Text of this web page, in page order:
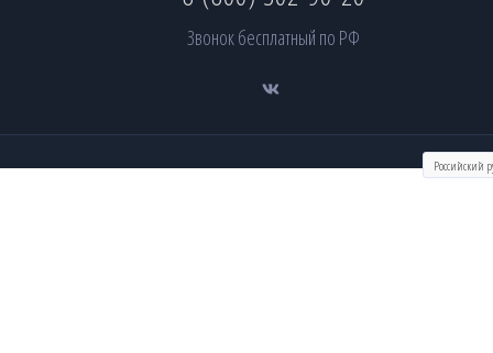
Звонок бесплатный по РФ